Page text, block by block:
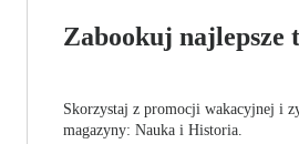
Zabookuj najlepsze
Skorzystaj z promocji wakacyjnej i
magazyny: Nauka i Historia.